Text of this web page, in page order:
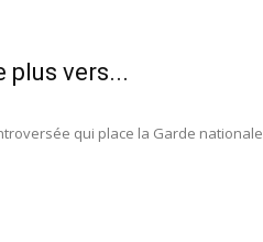
plus vers...
qui place la Garde nationale